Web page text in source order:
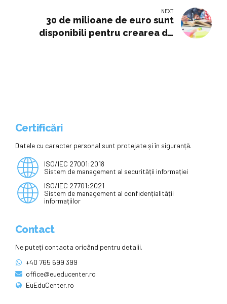
NEXT
30 de milioane de euro sunt
disponibili pentru crearea de
Certificări
Datele cu caracter personal sunt protejate și în siguranță.
ISO/IEC 27001:2018
Sistem de management al securității informației
ISO/IEC 27701:2021
Sistem de management al confidențialității
informațiilor
Contact
Ne puteți contacta oricând pentru detalii.
+40 765 699 399
office@eueducenter.ro
EuEduCenter.ro